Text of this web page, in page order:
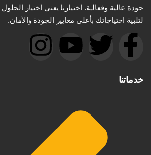
جودة عالية وفعالية. اختيارنا يعني اختيار الحلول
لتلبية احتياجاتك بأعلى معايير الجودة والأمان.
خدماتنا